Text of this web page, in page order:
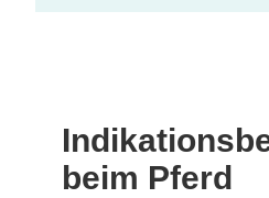
beim Pferd